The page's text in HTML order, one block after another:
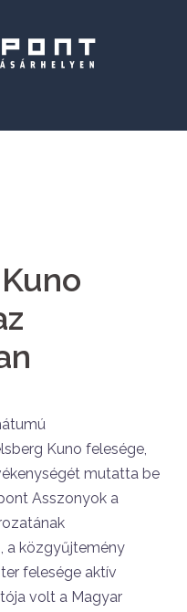
Kuno felesége,
mutatta be
Asszonyok a
a közgyűjtemény
felesége aktív
volt a Magyar